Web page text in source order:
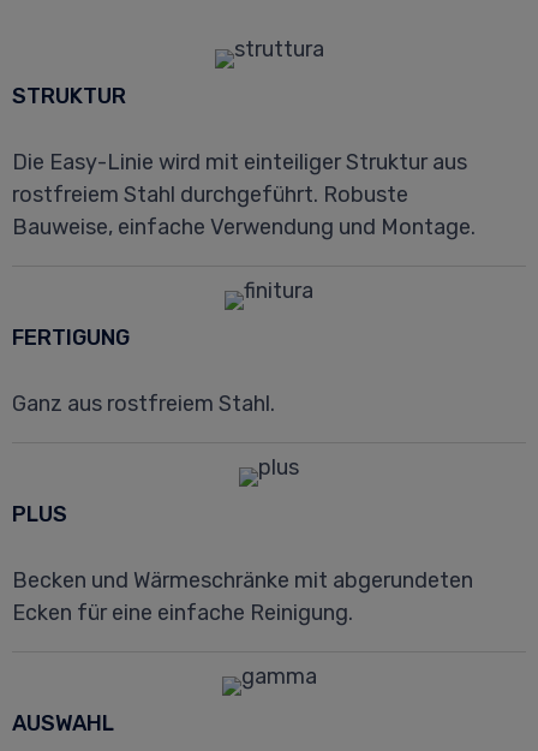
STRUKTUR
Die Easy-Linie wird mit einteiliger Struktur aus
rostfreiem Stahl durchgeführt. Robuste
Bauweise, einfache Verwendung und Montage.
FERTIGUNG
Ganz aus rostfreiem Stahl.
PLUS
Becken und Wärmeschränke mit abgerundeten
Ecken für eine einfache Reinigung.
AUSWAHL